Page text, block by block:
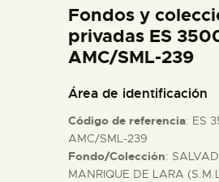
ESPAÑOL
PREPARAR LA
█
Fondos y
privadas ES
AMC/SML-239
Área de identificación
Código de referencia: ES
AMC/SML-239
Fondo/Colección:
MANRIQUE DE LARA